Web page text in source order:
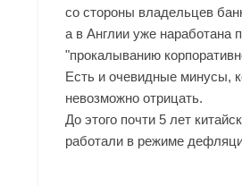
со стороны владельцев
а в Англии уже наработана
"прокалыванию
Есть и очевидные минусы,
невозможно отрицать.
До этого почти 5 лет
работали в режиме